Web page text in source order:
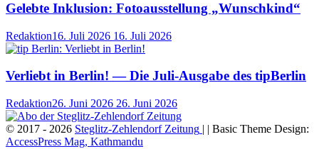
Gelebte Inklusion: Fotoausstellung „Wunschkind“
Redaktion16. Juli 2026 16. Juli 2026
Verliebt in Berlin! — Die Juli-Ausgabe des tipBerlin
Redaktion26. Juni 2026 26. Juni 2026
© 2017 - 2026 Steglitz-Zehlendorf Zeitung | | Basic Theme Design:
AccessPress Mag, Kathmandu